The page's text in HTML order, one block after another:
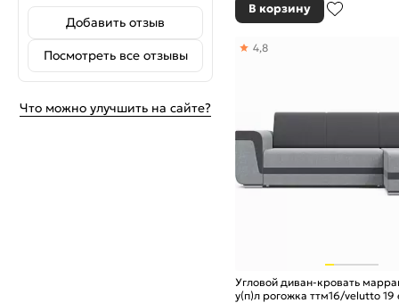
Добавить отзыв
Посмотреть все отзывы
Что можно улучшить на сайте?
В корзину
Угловой диван-кровать
у(п)л рогожка ттм16/velutto 19
4,8